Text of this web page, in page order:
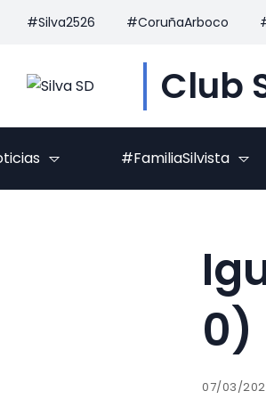
#Silva2526 #CoruñaArboco
Club
#FamiliaSilvista
0)
07/03/